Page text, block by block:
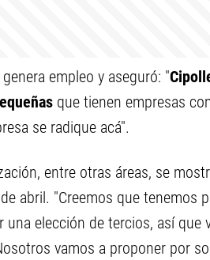
empleo y aseguró: "
que tienen empresas
se radique acá".
entre otras áreas, se
abril. "Creemos que tenemos
elección de tercios, así que
vamos a proponer por